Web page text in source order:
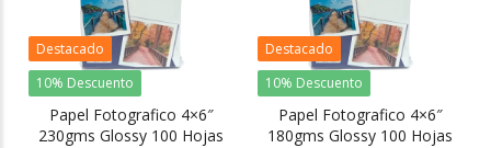
Destacado
10% Descuento
Papel Fotografico 4×6″
230gms Glossy 100 Hojas
Destacado
10% Descuento
Papel Fotografico 4×6″
180gms Glossy 100 Hojas